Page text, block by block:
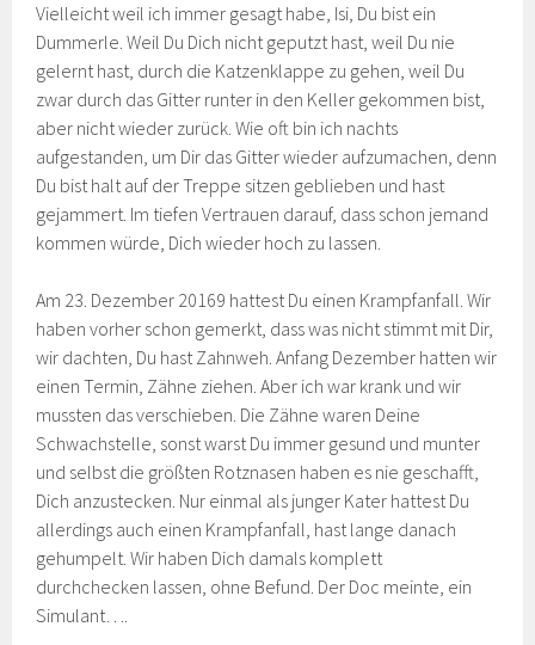
Vielleicht weil ich immer gesagt habe, Isi, Du bist ein
Dummerle. Weil Du Dich nicht geputzt hast, weil Du nie
gelernt hast, durch die Katzenklappe zu gehen, weil Du
zwar durch das Gitter runter in den Keller gekommen bist,
aber nicht wieder zurück. Wie oft bin ich nachts
aufgestanden, um Dir das Gitter wieder aufzumachen, denn
Du bist halt auf der Treppe sitzen geblieben und hast
gejammert. Im tiefen Vertrauen darauf, dass schon jemand
kommen würde, Dich wieder hoch zu lassen.
Am 23. Dezember 20169 hattest Du einen Krampfanfall. Wir
haben vorher schon gemerkt, dass was nicht stimmt mit Dir,
wir dachten, Du hast Zahnweh. Anfang Dezember hatten wir
einen Termin, Zähne ziehen. Aber ich war krank und wir
mussten das verschieben. Die Zähne waren Deine
Schwachstelle, sonst warst Du immer gesund und munter
und selbst die größten Rotznasen haben es nie geschafft,
Dich anzustecken. Nur einmal als junger Kater hattest Du
allerdings auch einen Krampfanfall, hast lange danach
gehumpelt. Wir haben Dich damals komplett
durchchecken lassen, ohne Befund. Der Doc meinte, ein
Simulant….